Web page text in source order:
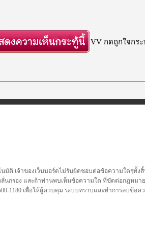
VV กดถูกใจกร
เจ้าของเว็บบอร์ดไม่รับผิดชอบต่อข้อความใดๆทั้งสิ้
กรอง และถ้าท่านพบเห็นข้อความใด ที่ขัดต่อกฎหมา
1180 เพื่อให้ผู้ควบคุม ระบบทราบและทำการลบข้อค